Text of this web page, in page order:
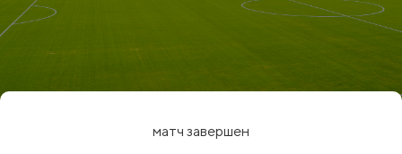
матч завершен